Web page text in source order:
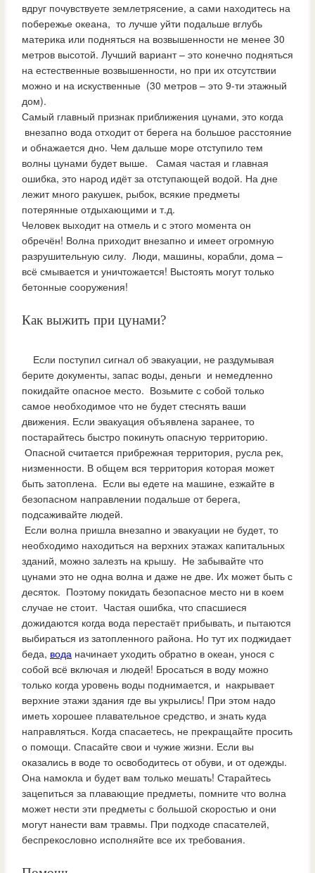
вдруг почувствуете землетрясение, а сами находитесь на
побережье океана, то лучше уйти подальше вглубь
материка или подняться на возвышенности не менее 30
метров высотой. Лучший вариант – это конечно подняться
на естественные возвышенности, но при их отсутствии
можно и на искуственные (30 метров – это 9-ти этажный
дом).
Самый главный признак приближения цунами, это когда
внезапно вода отходит от берега на большое расстояние
и обнажается дно. Чем дальше море отступило тем
волны цунами будет выше. Самая частая и главная
ошибка, это народ идёт за отступающей водой. На дне
лежит много ракушек, рыбок, всякие предметы
потерянные отдыхающими и т.д.
Человек выходит на отмель и с этого момента он
обречён! Волна приходит внезапно и имеет огромную
разрушительную силу. Люди, машины, корабли, дома –
всё смывается и уничтожается! Выстоять могут только
бетонные сооружения!
Как выжить при цунами?
Если поступил сигнал об эвакуации, не раздумывая
берите документы, запас воды, деньги и немедленно
покидайте опасное место. Возьмите с собой только
самое необходимое что не будет стеснять ваши
движения. Если эвакуация объявлена заранее, то
постарайтесь быстро покинуть опасную территорию.
Опасной считается прибрежная территория, русла рек,
низменности. В общем вся территория которая может
быть затоплена. Если вы едете на машине, езжайте в
безопасном направлении подальше от берега,
подсаживайте людей.
Если волна пришла внезапно и эвакуации не будет, то
необходимо находиться на верхних этажах капитальных
зданий, можно залезть на крышу. Не забывайте что
цунами это не одна волна и даже не две. Их может быть с
десяток. Поэтому покидать безопасное место ни в коем
случае не стоит. Частая ошибка, что спасшиеся
дожидаются когда вода перестаёт прибывать, и пытаются
выбираться из затопленного района. Но тут их поджидает
беда, вода начинает уходить обратно в океан, унося с
собой всё включая и людей! Бросаться в воду можно
только когда уровень воды поднимается, и накрывает
верхние этажи здания где вы укрылись! При этом надо
иметь хорошее плавательное средство, и знать куда
направляться. Когда спасаетесь, не прекращайте просить
о помощи. Спасайте свои и чужие жизни. Если вы
оказались в воде то освободитесь от обуви, и от одежды.
Она намокла и будет вам только мешать! Старайтесь
зацепиться за плавающие предметы, помните что волна
может нести эти предметы с большой скоростью и они
могут нанести вам травмы. При подходе спасателей,
беспрекословно исполняйте все их требования.